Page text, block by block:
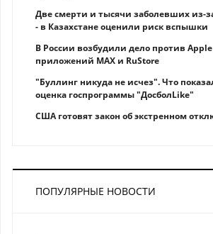
Две смерти и тысячи заболевших из-
- в Казахстане оценили риск вспышки
В России возбудили дело против
приложений MAX и RuStore
"Буллинг никуда не исчез". Что
оценка госпрограммы "ДосболLike"
США готовят закон об экстренном
ПОПУЛЯРНЫЕ НОВОСТИ